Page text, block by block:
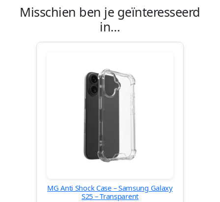
Misschien ben je geïnteresseerd
in…
MG Anti Shock Case – Samsung Galaxy
S25 – Transparent